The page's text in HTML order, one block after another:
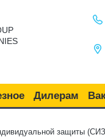
Дилерам
защиты